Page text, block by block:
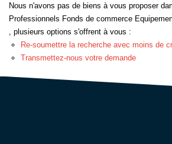
NOTRE
Notre Équipe
Créer une alerte
Nous n'avons pas de biens à vous proposer
Professionnels Fonds de commerce
, plusieurs options s'offrent à vous :
Re-soumettre la recherche avec moins de
Transmettez-nous votre demande